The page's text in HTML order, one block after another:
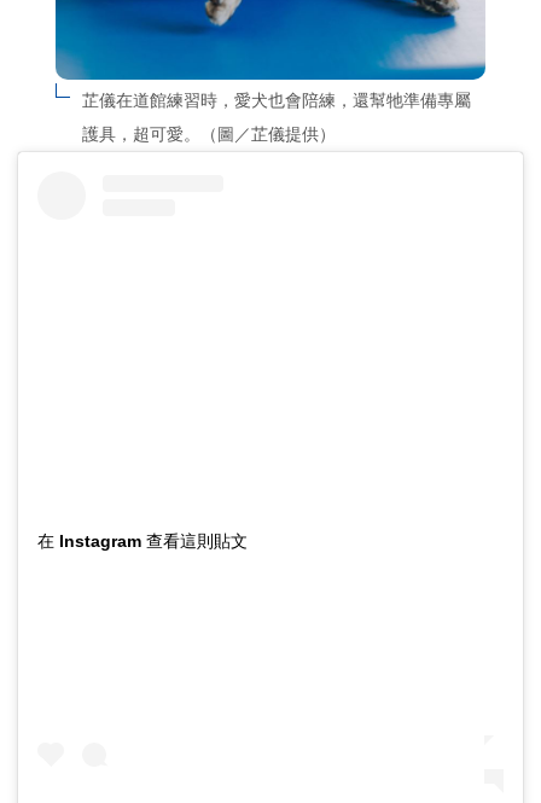
芷儀在道館練習時，愛犬也會陪練，還幫牠準備專屬
護具，超可愛。（圖／芷儀提供）
在 Instagram 查看這則貼文